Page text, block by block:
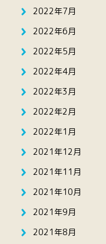
2022年7月
2022年6月
2022年5月
2022年4月
2022年3月
2022年2月
2022年1月
2021年12月
2021年11月
2021年10月
2021年9月
2021年8月